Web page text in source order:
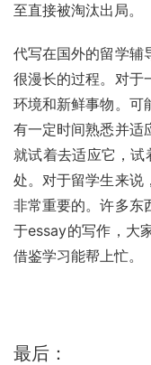
至直接被淘汰出局。
代写在国外的留学辅
很漫长的过程。对于
环境和新鲜事物。可
有一定时间熟悉并适
就试着去适应它，
处。对于留学生来说
非常重要的。许多东
于essay的写作，大
借鉴学习能帮上忙。
最后：